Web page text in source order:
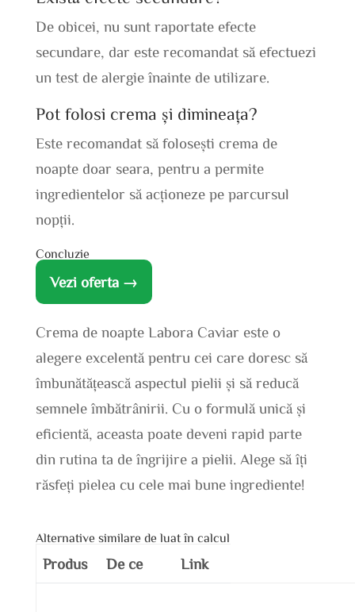
De obicei, nu sunt raportate efecte
secundare, dar este recomandat să efectuezi
un test de alergie înainte de utilizare.
Pot folosi crema și dimineața?
Este recomandat să folosești crema de
noapte doar seara, pentru a permite
ingredientelor să acționeze pe parcursul
nopții.
Concluzie
Vezi oferta →
Crema de noapte Labora Caviar este o
alegere excelentă pentru cei care doresc să
îmbunătățească aspectul pielii și să reducă
semnele îmbătrânirii. Cu o formulă unică și
eficientă, aceasta poate deveni rapid parte
din rutina ta de îngrijire a pielii. Alege să îți
răsfeți pielea cu cele mai bune ingrediente!
Alternative similare de luat în calcul
Produs De ce Link